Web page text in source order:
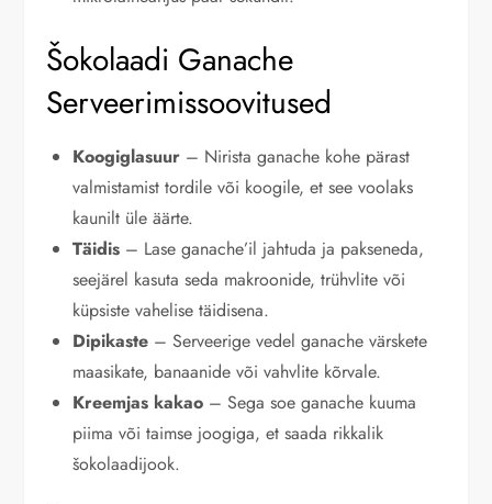
Šokolaadi Ganache
Serveerimissoovitused
Koogiglasuur – Nirista ganache kohe pärast
valmistamist tordile või koogile, et see voolaks
kaunilt üle äärte.
Täidis – Lase ganache’il jahtuda ja pakseneda,
seejärel kasuta seda makroonide, trühvlite või
küpsiste vahelise täidisena.
Dipikaste – Serveerige vedel ganache värskete
maasikate, banaanide või vahvlite kõrvale.
Kreemjas kakao – Sega soe ganache kuuma
piima või taimse joogiga, et saada rikkalik
šokolaadijook.